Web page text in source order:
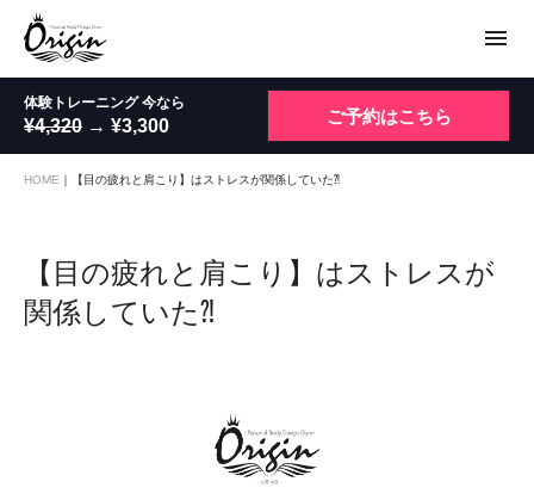
menu
体験トレーニング 今なら
¥4,320 → ¥3,300 ご予約はこちら
HOME ｜ 【目の疲れと肩こり】はストレスが関係していた⁈
【目の疲れと肩こり】はストレスが
関係していた⁈